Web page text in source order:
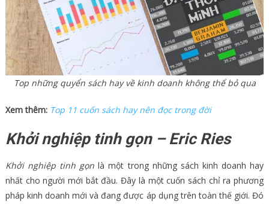
Top những quyển sách hay về kinh doanh không thể bỏ qua
Xem thêm: Top 11 cuốn sách hay nên đọc trong đời
Khởi nghiệp tinh gọn – Eric Ries
Khởi nghiệp tinh gọn là một trong những sách kinh doanh hay
nhất cho người mới bắt đầu. Đây là một cuốn sách chỉ ra phương
pháp kinh doanh mới và đang được áp dụng trên toàn thế giới. Đó